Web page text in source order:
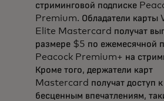
стриминговой подписке
Premium. Обладатели карты
Elite Mastercard получат
размере $5 по ежемесячной
Peacock Premium+ на
Кроме того, держатели карт
Mastercard получат доступ к
бесценным впечатлениям,